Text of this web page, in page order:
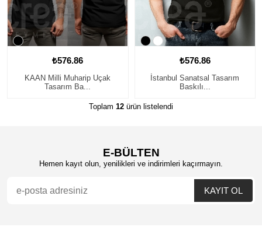
₺576.86
KAAN Milli Muharip Uçak
Tasarım Ba...
₺576.86
İstanbul Sanatsal Tasarım
Baskılı...
Toplam 12 ürün listelendi
E-BÜLTEN
Hemen kayıt olun, yenilikleri ve indirimleri kaçırmayın.